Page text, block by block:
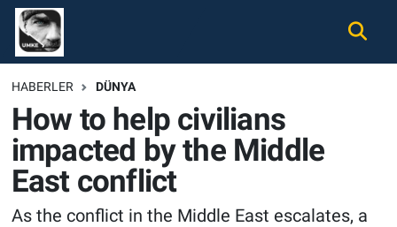
HABERLER DÜNYA
How to help civilians
impacted by the Middle
East conflict
As the conflict in the Middle East escalates, a
Gündem
Ekonomi
Spor
Nöbetçi Eczaneler
Hava Durumu
Namaz Vakitleri